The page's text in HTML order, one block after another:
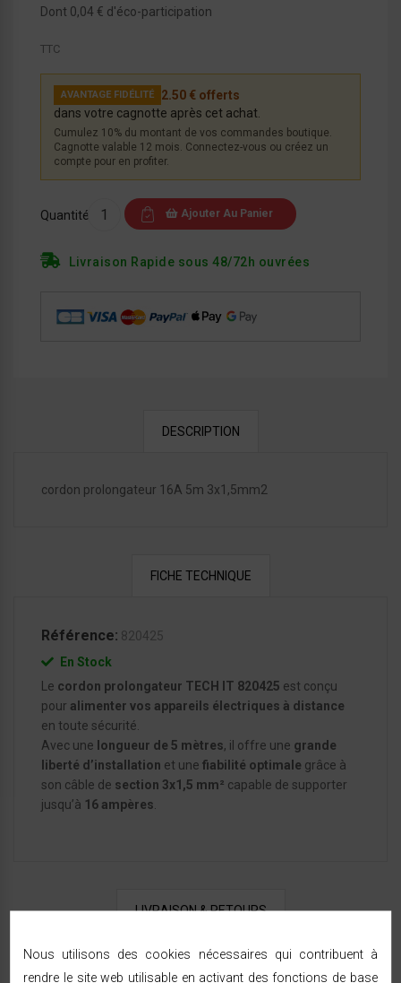
Dont 0,04 € d'éco-participation
TTC
AVANTAGE FIDÉLITÉ
2.50 € offerts
dans votre cagnotte après cet achat.
Cumulez 10% du montant de vos commandes boutique.
Cagnotte valable 12 mois. Connectez-vous ou créez un
compte pour en profiter.
Quantité Ajouter Au Panier
Livraison Rapide sous 48/72h ouvrées
DESCRIPTION
cordon prolongateur 16A 5m 3x1,5mm2
FICHE TECHNIQUE
Référence: 820425
En Stock
Le cordon prolongateur TECH IT 820425 est conçu
pour alimenter vos appareils électriques à distance
en toute sécurité.
Avec une longueur de 5 mètres, il offre une grande
liberté d’installation et une fiabilité optimale grâce à
son câble de section 3x1,5 mm² capable de supporter
jusqu’à 16 ampères
LIVRAISON & RETOURS
Nous utilisons des cookies nécessaires qui contribuent à
rendre le site web utilisable en activant des fonctions de base